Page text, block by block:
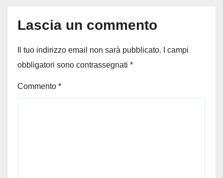
Lascia un commento
Il tuo indirizzo email non sarà pubblicato.
I campi
obbligatori sono contrassegnati *
Commento *